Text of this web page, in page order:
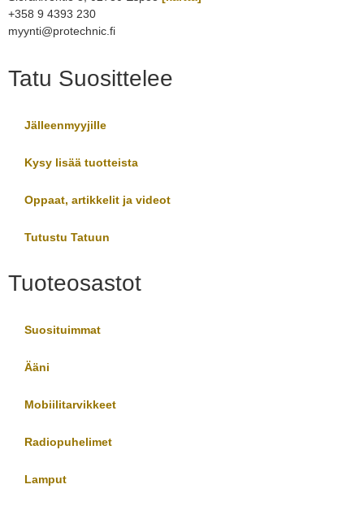
+358 9 4393 230
myynti@protechnic.fi
Tatu Suosittelee
Jälleenmyyjille
Kysy lisää tuotteista
Oppaat, artikkelit ja videot
Tutustu Tatuun
Tuoteosastot
Suosituimmat
Ääni
Mobiilitarvikkeet
Radiopuhelimet
Lamput